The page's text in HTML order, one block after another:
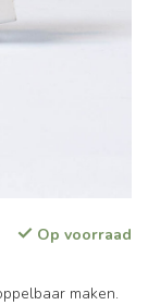
Op voorraad
maken.